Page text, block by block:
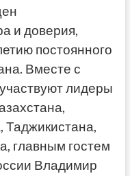
и доверия,
постоянного
Вместе с
лидеры
Таджикистана,
главным гостем
Владимир